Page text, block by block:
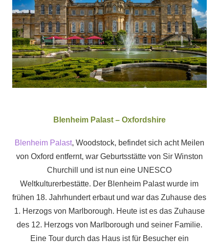
Blenheim Palast – Oxfordshire
Blenheim Palast, Woodstock, befindet sich acht Meilen
von Oxford entfernt, war Geburtsstätte von Sir Winston
Churchill und ist nun eine UNESCO
Weltkulturerbestätte. Der Blenheim Palast wurde im
frühen 18. Jahrhundert erbaut und war das Zuhause des
1. Herzogs von Marlborough. Heute ist es das Zuhause
des 12. Herzogs von Marlborough und seiner Familie.
Eine Tour durch das Haus ist für Besucher ein